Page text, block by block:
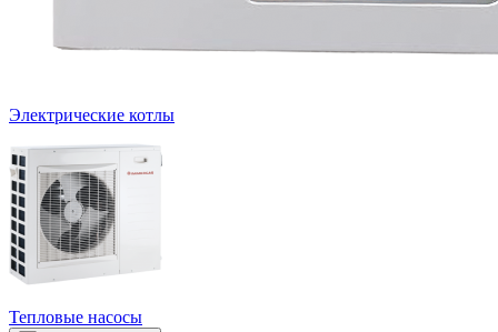
Электрические котлы
Тепловые насосы